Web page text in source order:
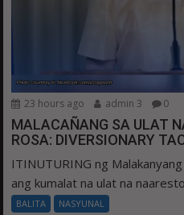
23 hours ago admin 3 0
MALACAÑANG SA ULAT
ROSA: DIVERSIONARY
ITINUTURING ng
ang kumalat na ulat na
BALITA NASYUNAL